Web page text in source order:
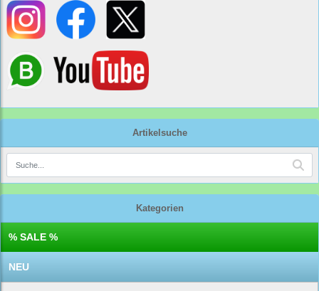
Artikelsuche
Kategorien
% SALE %
NEU